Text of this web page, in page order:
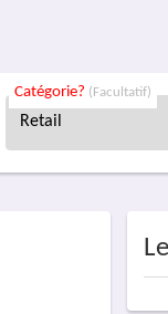
Catégorie? (Facultatif)